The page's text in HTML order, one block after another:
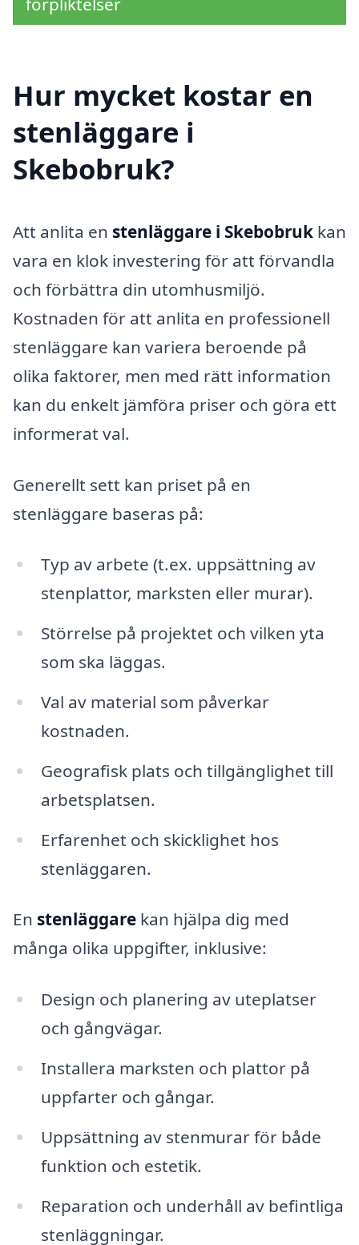
Hur mycket kostar en
stenläggare i
Skebobruk?
Att anlita en stenläggare i Skebobruk kan
vara en klok investering för att förvandla
och förbättra din utomhusmiljö.
Kostnaden för att anlita en professionell
stenläggare kan variera beroende på
olika faktorer, men med rätt information
kan du enkelt jämföra priser och göra ett
informerat val.
Generellt sett kan priset på en
stenläggare baseras på:
Typ av arbete (t.ex. uppsättning av
stenplattor, marksten eller murar).
Störrelse på projektet och vilken yta
som ska läggas.
Val av material som påverkar
kostnaden.
Geografisk plats och tillgänglighet till
arbetsplatsen.
Erfarenhet och skicklighet hos
stenläggaren.
En stenläggare kan hjälpa dig med
många olika uppgifter, inklusive:
Design och planering av uteplatser
och gångvägar.
Installera marksten och plattor på
uppfarter och gångar.
Uppsättning av stenmurar för både
funktion och estetik.
Reparation och underhåll av befintliga
stenläggningar.